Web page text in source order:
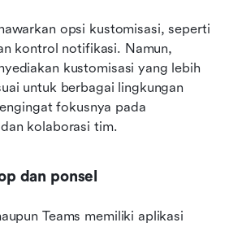
opsi kustomisasi, seperti
kontrol notifikasi. Namun,
kustomisasi yang lebih
untuk berbagai lingkungan
fokusnya pada
kolaborasi tim.
dan ponsel
Teams memiliki aplikasi